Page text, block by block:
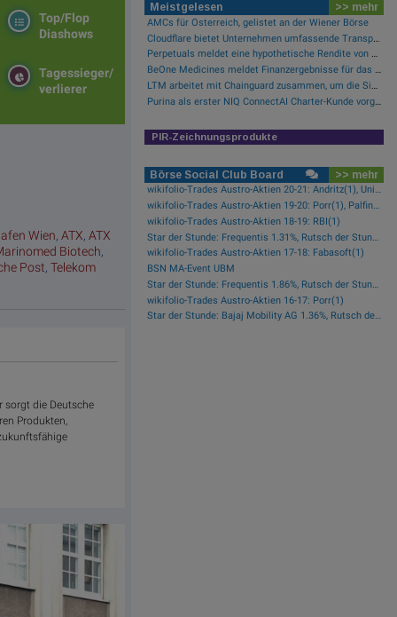
Top/Flop
Diashows
Tagessieger/
verlierer
Wien,ATX,ATX
Biotech,
Post,Telekom
sorgt die Deutsche
Produkten,
Meistgelesen >> mehr
AMCs für Österreich, gelistet an der Wiener Börse
Cloudflare bietet Unternehmen umfassende Transparenz zur Überprüfung und Analyse des KI-Einsatzes
Perpetuals meldet eine hypothetische Rendite von 380 % im Backtest der KI-Engine, die die risikofreie Handelsplattform „UpsideOnly“ antreibt
BeOne Medicines meldet Finanzergebnisse für das zweite Quartal 2026 und informiert über aktuelle Geschäftsentwicklungen
LTM arbeitet mit Chainguard zusammen, um die Sicherheit der Software-Lieferkette durch BlueVerse™ RightLogic zu stärken
Purina als erster NIQ ConnectAI Charter-Kunde vorgestellt
PIR-Zeichnungsprodukte
Börse Social Club Board >> mehr
wikifolio-Trades Austro-Aktien 20-21: Andritz(1), Uniqa(1), OMV(1)
wikifolio-Trades Austro-Aktien 19-20: Porr(1), Palfinger(1)
wikifolio-Trades Austro-Aktien 18-19: RBI(1)
Star der Stunde: Frequentis 1.31%, Rutsch der Stunde: RHI Magnesita -1.38%
wikifolio-Trades Austro-Aktien 17-18: Fabasoft(1)
BSN MA-Event UBM
Star der Stunde: Frequentis 1.86%, Rutsch der Stunde: Kapsch TrafficCom -2.16%
wikifolio-Trades Austro-Aktien 16-17: Porr(1)
Star der Stunde: Bajaj Mobility AG 1.36%, Rutsch der Stunde: Polytec Group -1.81%